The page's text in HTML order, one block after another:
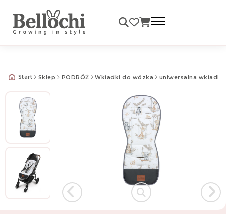
Darmowa dostawa od 99 zł
Start Sklep PODRÓŻ Wkładki do wózka uniwersalna